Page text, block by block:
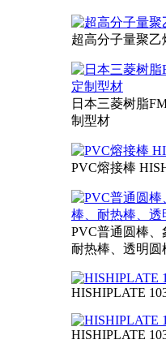
超高分子量聚乙
日本三菱树脂
制型材
PVC熔接棒
PVC普通圆棒、
耐热棒、透明圆
HISHIPLATE
HISHIPLATE